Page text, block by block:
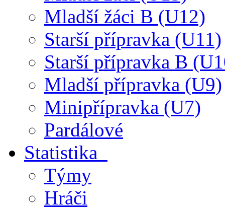
Mladší žáci B (U12)
Starší přípravka (U11)
Starší přípravka B
Mladší přípravka (U9)
Minipřípravka (U7)
Pardálové
Statistika
Týmy
Hráči